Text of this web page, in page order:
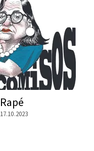
Rapé
17.10.2023